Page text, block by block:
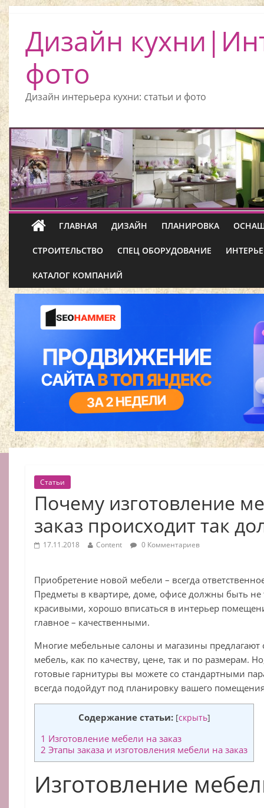
Дизайн
фото
Дизайн интерьера кухни: статьи и фото
ГЛАВНАЯ ДИЗАЙН ПЛАНИРОВКА
СТРОИТЕЛЬСТВО СПЕЦ ОБОРУДОВАНИЕ
КАТАЛОГ КОМПАНИЙ
Статьи
Почему изготовление
заказ происходит так
17.11.2018 Content 0 Комментариев
Приобретение новой мебели – всегда
Предметы в квартире, доме, офисе должны быть не
красивыми, хорошо вписаться в интерьер
главное – качественными.
Многие мебельные салоны и магазины предлагают
мебель, как по качеству, цене, так и по размерам.
готовые гарнитуры вы можете со стандартными
всегда подойдут под планировку вашего
Содержание статьи: [скрыть]
1 Изготовление мебели на заказ
2 Этапы заказа и изготовления мебели на заказ
Изготовление